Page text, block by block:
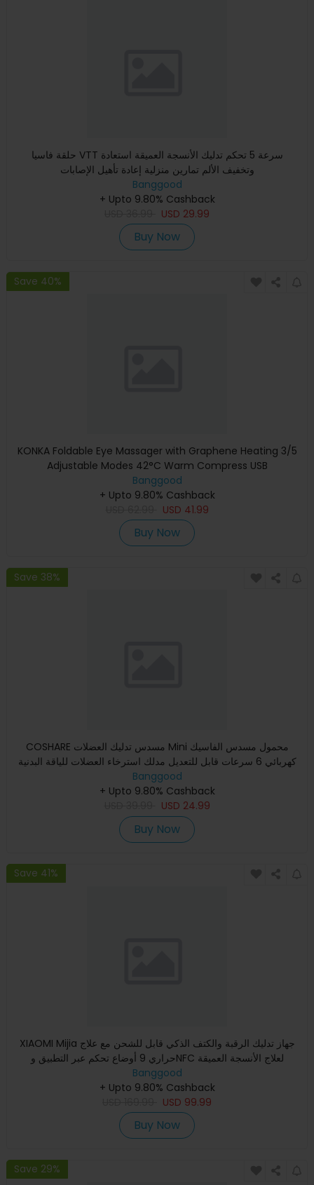
حلقة فاسيا VTT سرعة 5 تحكم تدليك الأنسجة العميقة استعادة
وتخفيف الألم تمارين منزلية إعادة تأهيل الإصابات
Banggood
+ Upto 9.80% Cashback
USD 29.99
Buy Now
Save 40%
KONKA Foldable Eye Massager with Graphene Heating 3/5
Adjustable Modes 42°C Warm Compress USB
Rechargeable for Eye Strai
Banggood
+ Upto 9.80% Cashback
USD 41.99
Buy Now
Save 38%
COSHARE مسدس تدليك العضلات Mini محمول مسدس الفاسيك
كهربائي 6 سرعات قابل للتعديل مدلك استرخاء العضلات للياقة البدنية
Banggood
+ Upto 9.80% Cashback
USD 24.99
Buy Now
Save 41%
XIAOMI Mijia جهاز تدليك الرقبة والكتف الذكي قابل للشحن مع علاج
حراري 9 أوضاع تحكم عبر التطبيق وNFC لعلاج الأنسجة العميقة
Banggood
+ Upto 9.80% Cashback
USD 99.99
Buy Now
Save 29%